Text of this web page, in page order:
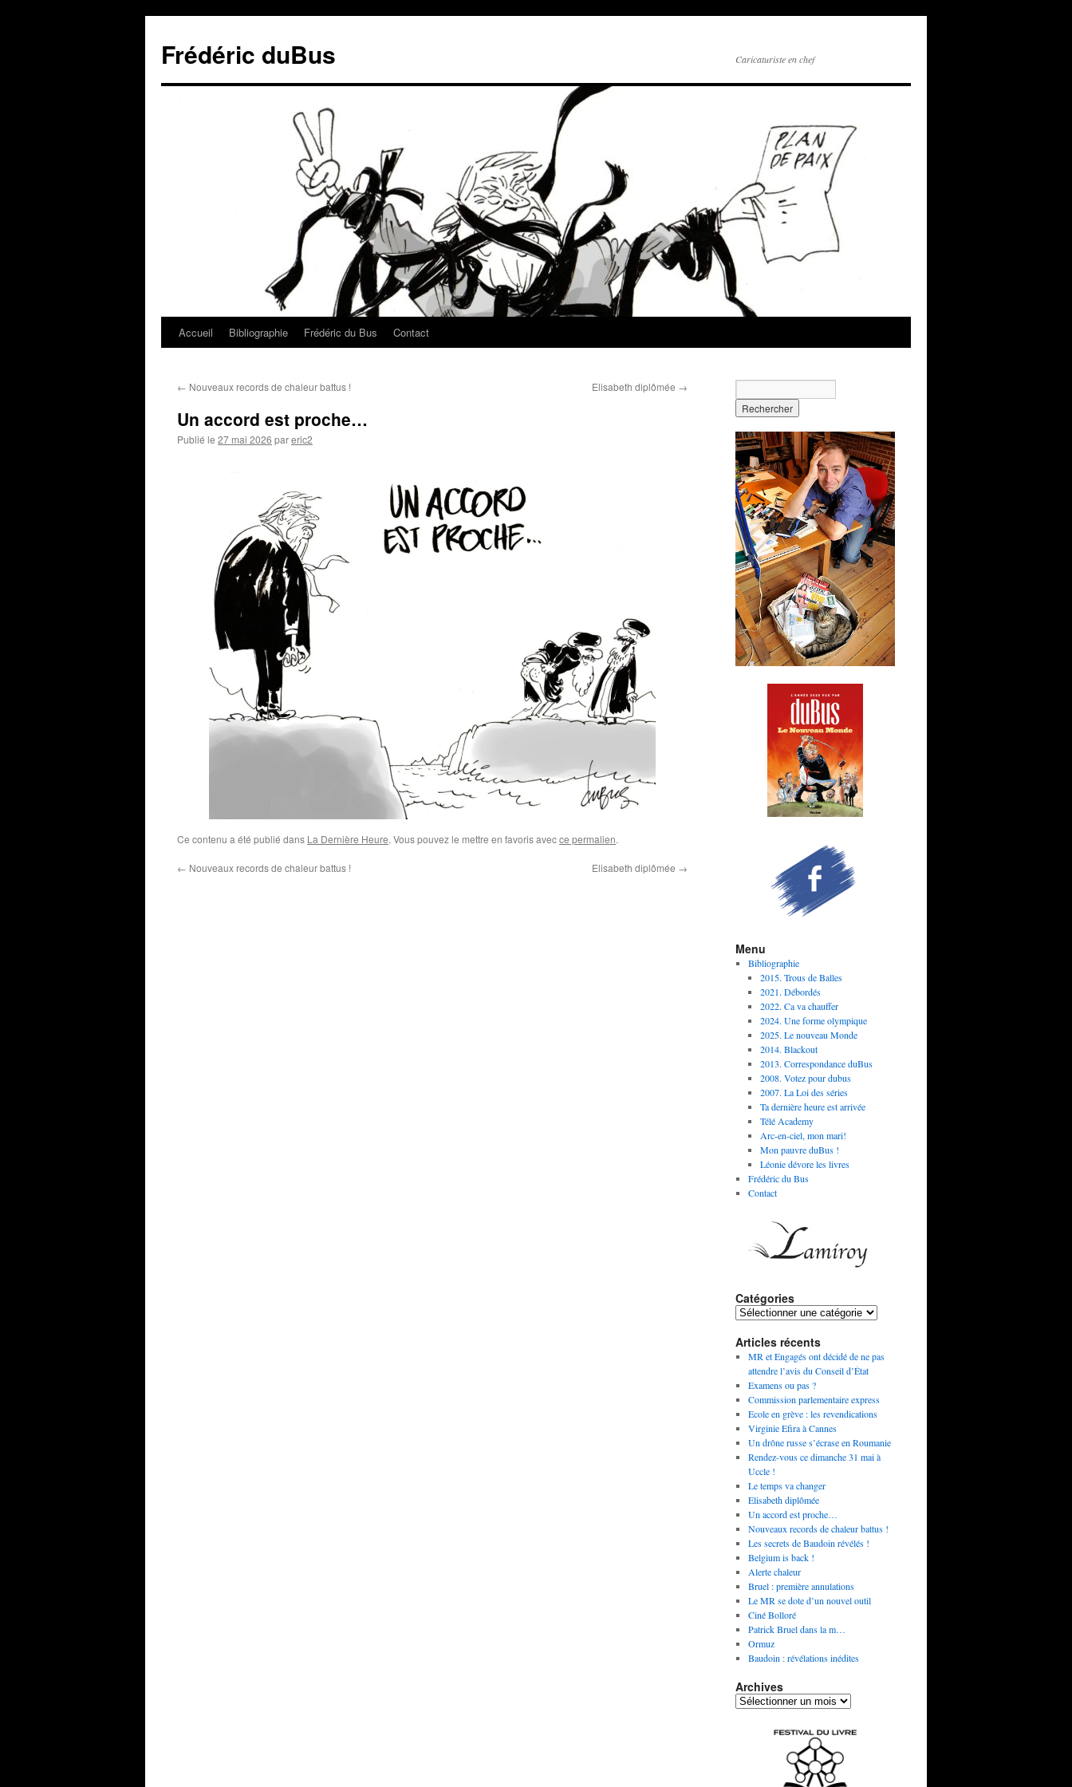
Frédéric duBus Caricaturiste en chef
Accueil Bibliographie Frédéric du Bus Contact
← Nouveaux records de chaleur battus ! Elisabeth diplômée →
Un accord est proche…
Publié le 27 mai 2026 pareric2
Ce contenu a été publié dans La Dernière Heure. Vous pouvez le mettre en favoris avecce permalien.
← Nouveaux records de chaleur battus ! Elisabeth diplômée →
Menu
Bibliographie
2015. Trous de Balles
2021. Débordés
2022. Ca va chauffer
2024. Une forme olympique
2025. Le nouveau Monde
2014. Blackout
2013. Correspondance duBus
2008. Votez pour dubus
2007. La Loi des séries
Ta dernière heure est arrivée
Télé Academy
Arc-en-ciel, mon mari!
Mon pauvre duBus !
Léonie dévore les livres
Frédéric du Bus
Contact
Catégories
Articles récents
MR et Engagés ont décidé de ne pas
attendre l’avis du Conseil d’État
Examens ou pas ?
Commission parlementaire express
Ecole en grève : les revendications
Virginie Efira à Cannes
Un drône russe s’écrase en Roumanie
Rendez-vous ce dimanche 31 mai à
Uccle !
Le temps va changer
Elisabeth diplômée
Un accord est proche…
Nouveaux records de chaleur battus !
Les secrets de Baudoin révélés !
Belgium is back !
Alerte chaleur
Bruel : première annulations
Le MR se dote d’un nouvel outil
Ciné Bolloré
Patrick Bruel dans la m…
Ormuz
Baudoin : révélations inédites
Archives